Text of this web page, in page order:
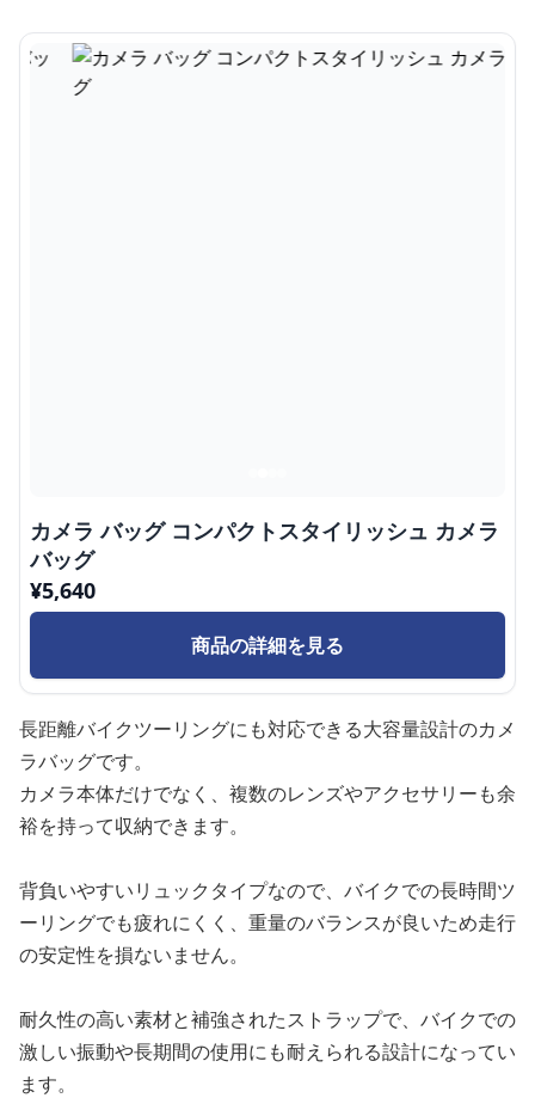
カメラ バッグ コンパクトスタイリッシュ カメラ
バッグ
¥5,640
商品の詳細を見る
長距離バイクツーリングにも対応できる大容量設計のカメ
ラバッグです。
カメラ本体だけでなく、複数のレンズやアクセサリーも余
裕を持って収納できます。
背負いやすいリュックタイプなので、バイクでの長時間ツ
ーリングでも疲れにくく、重量のバランスが良いため走行
の安定性を損ないません。
耐久性の高い素材と補強されたストラップで、バイクでの
激しい振動や長期間の使用にも耐えられる設計になってい
ます。